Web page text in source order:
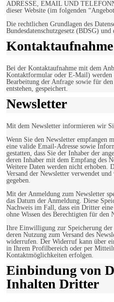
ADRESSE, EMAIL UND
dieser Website (im folgenden
Die rechtlichen Grundlagen des
Bundesdatenschutzgesetz (BDSG)
Kontaktaufnahme
Bei der Kontaktaufnahme mit dem
Kontaktformular oder E-Mail) werden
Bearbeitung der Anfrage sowie für
entstehen, gespeichert.
Newsletter
Mit dem Newsletter informieren wir
Wenn Sie den Newsletter empfangen
eine valide Email-Adresse sowie
gestatten, dass Sie der Inhaber der
deren Inhaber mit dem Empfang des
Weitere Daten werden nicht erhoben.
Versand der Newsletter verwendet
gegeben.
Mit der Anmeldung zum Newsletter
das Datum der Anmeldung. Diese
Nachweis im Fall, dass ein Dritter
ohne Wissen des Berechtigten für den
Ihre Einwilligung zur Speicherung
deren Nutzung zum Versand des
widerrufen. Der Widerruf kann über
in Ihrem Profilbereich oder per
Kontaktmöglichkeiten erfolgen.
Einbindung von
Inhalten Dritter